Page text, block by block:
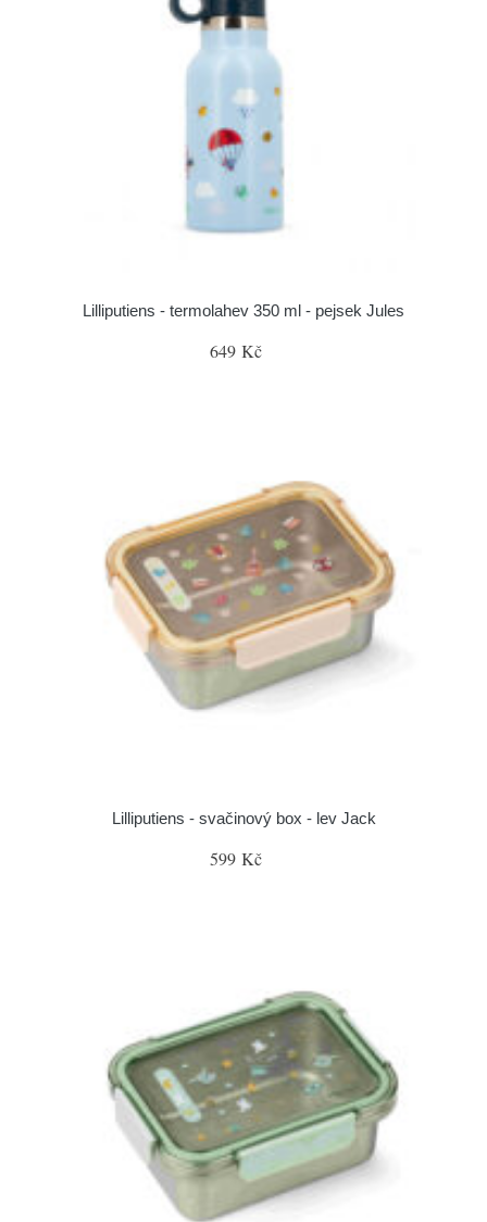
Lilliputiens - termolahev 350 ml - pejsek Jules
649 Kč
Lilliputiens - svačinový box - lev Jack
599 Kč